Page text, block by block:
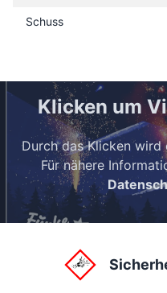
Schuss
Klicken um
Durch das Klicken wird
Für nähere